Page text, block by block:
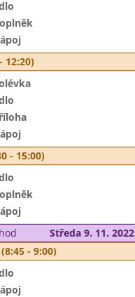
12:20)
- 15:00)
Středa 9. 11. 2022
- 9:00)